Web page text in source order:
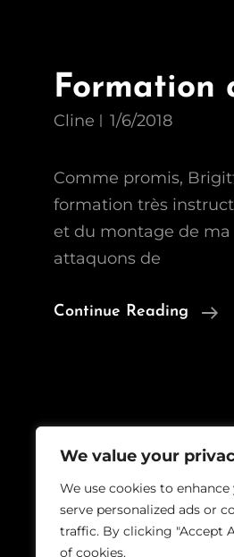
We value your
We use cookies to
serve personalized ads or
traffic. By clicking "Accept
of cookies.
Formation
Cline 1/6/2018
Comme promis,
formation très
et du montage de
attaquons de
Continue Reading